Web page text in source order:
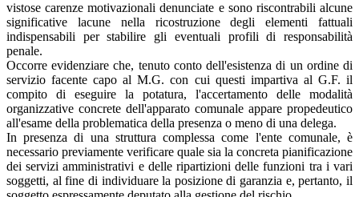
vistose carenze motivazionali denunciate e sono riscontrabili alcune
significative lacune nella ricostruzione degli elementi fattuali
indispensabili per stabilire gli eventuali profili di responsabilità
penale.
Occorre evidenziare che, tenuto conto dell'esistenza di un ordine di
servizio facente capo al M.G. con cui questi impartiva al G.F. il
compito di eseguire la potatura, l'accertamento delle modalità
organizzative concrete dell'apparato comunale appare propedeutico
all'esame della problematica della presenza o meno di una delega.
In presenza di una struttura complessa come l'ente comunale, è
necessario previamente verificare quale sia la concreta pianificazione
dei servizi amministrativi e delle ripartizioni delle funzioni tra i vari
soggetti, al fine di individuare la posizione di garanzia e, pertanto, il